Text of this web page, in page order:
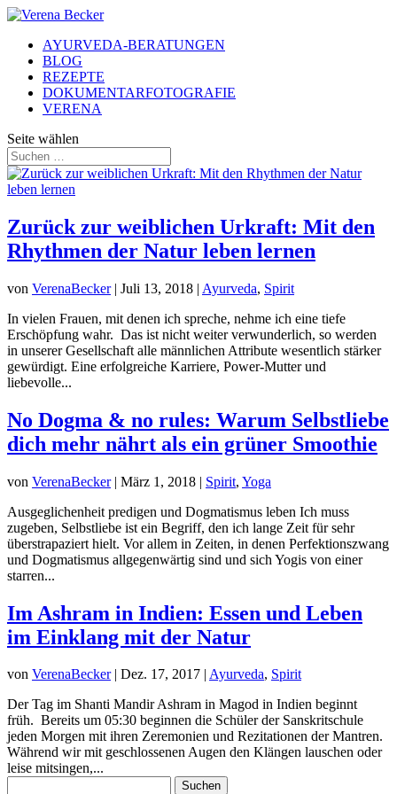
AYURVEDA-BERATUNGEN
BLOG
REZEPTE
DOKUMENTARFOTOGRAFIE
VERENA
Seite wählen
Zurück zur weiblichen Urkraft: Mit den
Rhythmen der Natur leben lernen
von VerenaBecker| Juli 13, 2018 | Ayurveda, Spirit
In vielen Frauen, mit denen ich spreche, nehme ich eine tiefe
Erschöpfung wahr. Das ist nicht weiter verwunderlich, so werden
in unserer Gesellschaft alle männlichen Attribute wesentlich stärker
gewürdigt. Eine erfolgreiche Karriere, Power-Mutter und
liebevolle...
No Dogma & no rules: Warum Selbstliebe
dich mehr nährt als ein grüner Smoothie
von VerenaBecker| März 1, 2018 | Spirit, Yoga
Ausgeglichenheit predigen und Dogmatismus leben Ich muss
zugeben, Selbstliebe ist ein Begriff, den ich lange Zeit für sehr
überstrapaziert hielt. Vor allem in Zeiten, in denen Perfektionszwang
und Dogmatismus allgegenwärtig sind und sich Yogis von einer
starren...
Im Ashram in Indien: Essen und Leben
im Einklang mit der Natur
von VerenaBecker| Dez. 17, 2017 | Ayurveda, Spirit
Der Tag im Shanti Mandir Ashram in Magod in Indien beginnt
früh. Bereits um 05:30 beginnen die Schüler der Sanskritschule
jeden Morgen mit ihren Zeremonien und Rezitationen der Mantren.
Während wir mit geschlossenen Augen den Klängen lauschen oder
leise mitsingen,...